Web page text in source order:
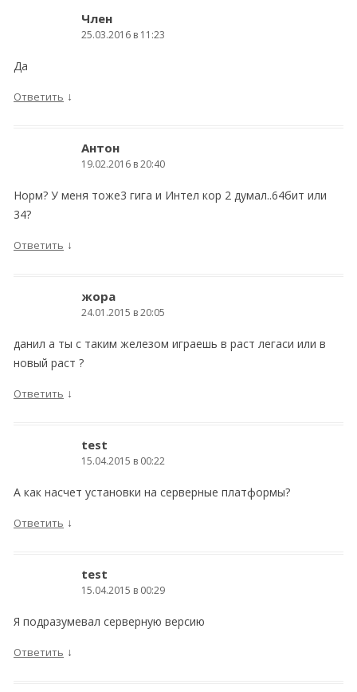
Член
25.03.2016 в 11:23
Да
Ответить ↓
Антон
19.02.2016 в 20:40
Норм? У меня тоже3 гига и Интел кор 2 думал..64бит или
34?
Ответить ↓
жора
24.01.2015 в 20:05
данил а ты с таким железом играешь в раст легаси или в
новый раст ?
Ответить ↓
test
15.04.2015 в 00:22
А как насчет установки на серверные платформы?
Ответить ↓
test
15.04.2015 в 00:29
Я подразумевал серверную версию
Ответить ↓